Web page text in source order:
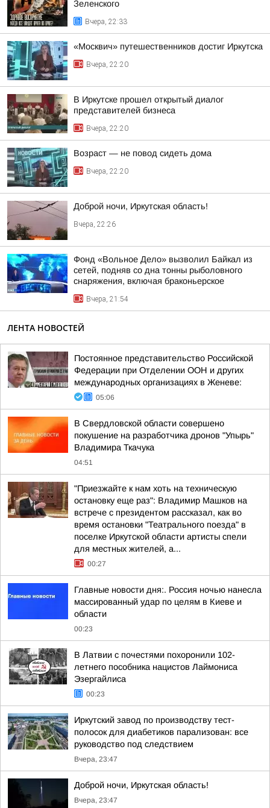
Зеленского
Вчера, 22:33
«Москвич» путешественников достиг Иркутска
Вчера, 22:20
В Иркутске прошел открытый диалог
представителей бизнеса
Вчера, 22:20
Возраст — не повод сидеть дома
Вчера, 22:20
Доброй ночи, Иркутская область!
Вчера, 22:26
Фонд «Вольное Дело» вызволил Байкал из
сетей, подняв со дна тонны рыболовного
снаряжения, включая браконьерское
Вчера, 21:54
ЛЕНТА НОВОСТЕЙ
Постоянное представительство Российской
Федерации при Отделении ООН и других
международных организациях в Женеве:
05:06
В Свердловской области совершено
покушение на разработчика дронов "Упырь"
Владимира Ткачука
04:51
"Приезжайте к нам хоть на техническую
остановку еще раз": Владимир Машков на
встрече с президентом рассказал, как во
время остановки "Театрального поезда" в
поселке Иркутской области артисты спели
для местных жителей, а...
00:27
Главные новости дня:. Россия ночью нанесла
массированный удар по целям в Киеве и
области
00:23
В Латвии с почестями похоронили 102-
летнего пособника нацистов Лаймониса
Эзергайлиса
00:23
Иркутский завод по производству тест-
полосок для диабетиков парализован: все
руководство под следствием
Вчера, 23:47
Доброй ночи, Иркутская область!
Вчера, 23:47